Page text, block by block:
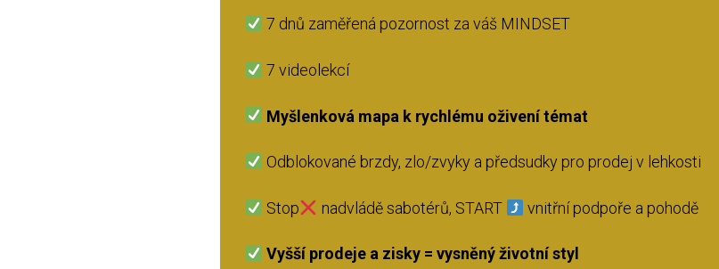
7 dnů zaměřená pozornost za váš MINDSET
7 videolekcí
Myšlenková mapa k rychlému oživení témat
Odblokované brzdy, zlo/zvyky a předsudky pro prodej v lehkosti
Stop nadvládě sabotérů, START vnitřní podpoře a pohodě
Vyšší prodeje a zisky = vysněný životní styl